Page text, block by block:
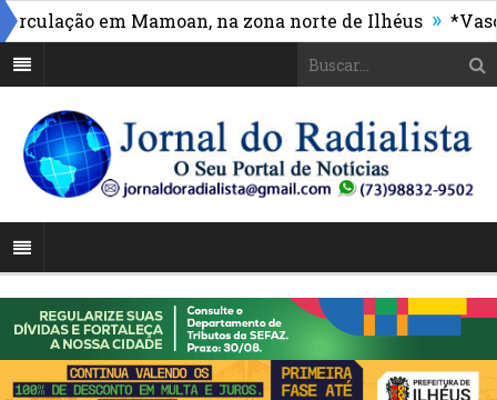
em Mamoan, na zona norte de Ilhéus » *Vasco